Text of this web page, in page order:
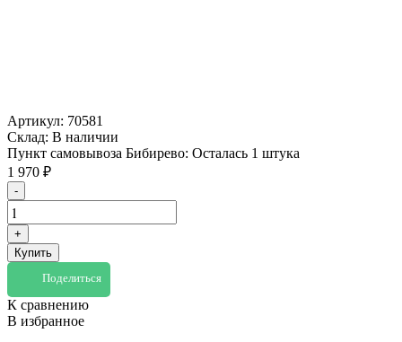
Артикул: 70581
Склад: В наличии
Пункт самовывоза Бибирево: Осталась 1 штука
1 970 ₽
-
+
Купить
Поделиться
К сравнению
В избранное